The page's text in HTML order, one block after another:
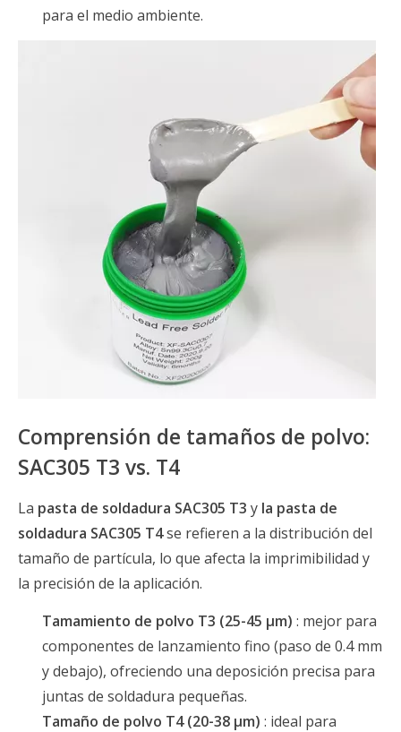
para el medio ambiente.
Comprensión de tamaños de polvo:
SAC305 T3 vs. T4
La pasta de soldadura SAC305 T3 y la pasta de
soldadura SAC305 T4se refieren a la distribución del
tamaño de partícula, lo que afecta la imprimibilidad y
la precisión de la aplicación.
Tamamiento de polvo T3 (25-45 μm): mejor para
componentes de lanzamiento fino (paso de 0.4 mm
y debajo), ofreciendo una deposición precisa para
juntas de soldadura pequeñas.
Tamaño de polvo T4 (20-38 μm): ideal para